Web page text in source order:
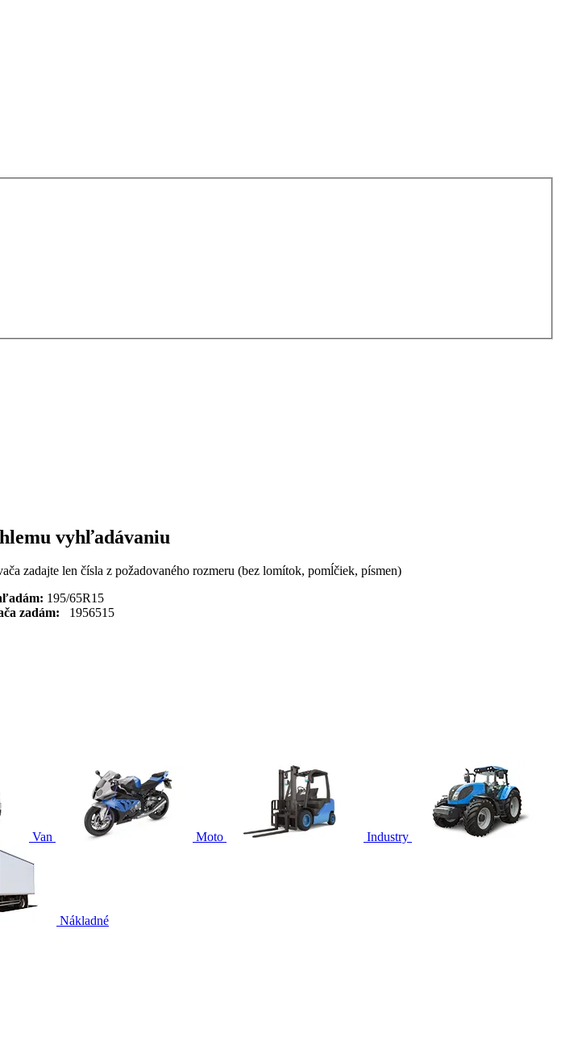
vyhľadávaniu
zadajte len čísla z požadovaného rozmeru (bez lomítok, pomĺčiek, písmen)
195/65R15
zadám: 1956515
Van Moto Industry
Nákladné